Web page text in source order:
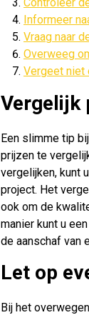
Informeer
Vraag naar
Overweeg
Vergeet niet
Vergelijk
Een slimme tip
prijzen te
vergelijken, kunt
project. Het
ook om de
manier kunt u
de aanschaf van
Let op
Bij het